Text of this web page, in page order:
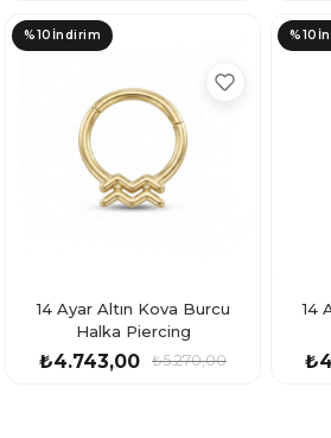
14 Ayar Altın Kova Burcu
Halka Piercing
₺4.743,00 ₺5.270,00
%10 İndirim
14
%10